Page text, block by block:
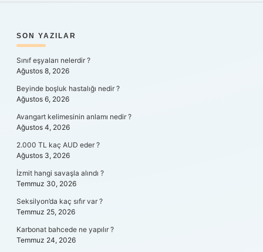
SIDEBAR
SON YAZILAR
Sınıf eşyaları nelerdir ?
Ağustos 8, 2026
Beyinde boşluk hastalığı nedir ?
Ağustos 6, 2026
Avangart kelimesinin anlamı nedir ?
Ağustos 4, 2026
2.000 TL kaç AUD eder ?
Ağustos 3, 2026
İzmit hangi savaşla alındı ?
Temmuz 30, 2026
Seksilyon’da kaç sıfır var ?
Temmuz 25, 2026
Karbonat bahcede ne yapılır ?
Temmuz 24, 2026